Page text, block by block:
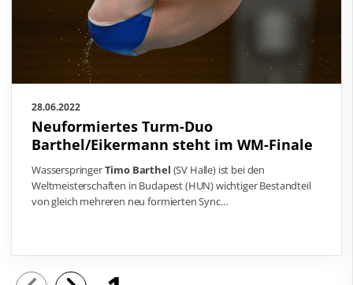
28.06.2022
Neuformiertes Turm-Duo
Barthel/Eikermann steht im WM-Finale
WasserspringerTimo Barthel (SV Halle) ist bei den
Weltmeisterschaften in Budapest (HUN) wichtiger Bestandteil
von gleich mehreren neu formierten Sync…